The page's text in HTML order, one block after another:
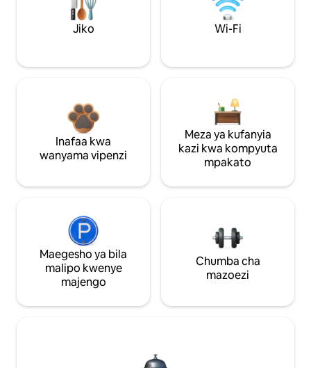
Jiko Wi-Fi
Inafaa kwa
wanyama vipenzi
Meza ya kufanyia
kazi kwa kompyuta
mpakato
Maegesho ya bila
malipo kwenye
majengo
Chumba cha
mazoezi